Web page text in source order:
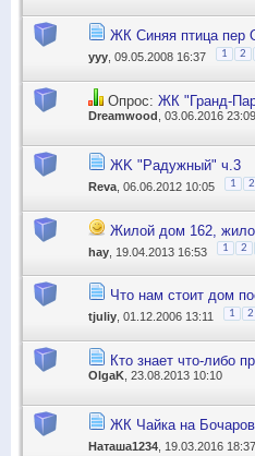
ЖК Синяя птица пер
yyy , 09.05.2008 16:37 1 2
Опрос: ЖК "Гранд-
Dreamwood , 03.06.2016 23:09
ЖK "Радужный" ч.3
Reva , 06.06.2012 10:05 1 2
Жилой дом 162,
hay , 19.04.2013 16:53 1 2
Что нам стоит дом
tjuliy , 01.12.2006 13:11 1 2
Кто знает что-либо
OlgaK , 23.08.2013 10:10
ЖК Чайка на
Наташа1234 , 19.03.2016 18:37